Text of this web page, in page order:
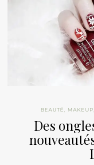
BEAUTÉ MAKEUP
Des